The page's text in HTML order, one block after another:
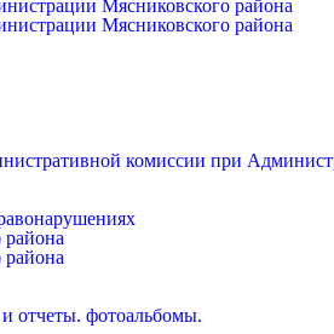
Мясниковского района
Мясниковского района
комиссии при
района
района
отчеты. фотоальбомы.